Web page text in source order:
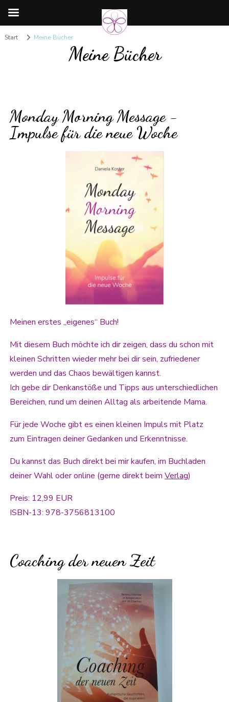
Start Meine Bücher
Meine Bücher
Monday Morning Message -
Impulse für die neue Woche
Meinen erstes „eigenes“ Buch!
Mit diesem Buch möchte ich dir zeigen, dass du schon mit
kleinen Schritten wieder mehr bei dir sein, zufriedener
werden und das Chaos bewältigen kannst.
Ich gebe dir Denkanstöße und Tipps aus unterschiedlichen
Bereichen, rund um deinen Alltag als arbeitende Mama.
Für jede Woche gibt es einen kleinen Impuls mit Platz
zum Eintragen deiner Gedanken und Erkenntnisse.
Du kannst das Buch direkt bei mir kaufen, im Buchladen
deiner Wahl oder online (gerne direkt beim Verlag)
Preis: 12,99 EUR
ISBN-13: 978-3756813100
Coaching der neuen Zeit